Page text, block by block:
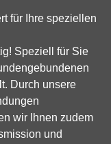
für Ihre speziellen
Speziell für Sie
Durch unsere
wir Ihnen zudem
und